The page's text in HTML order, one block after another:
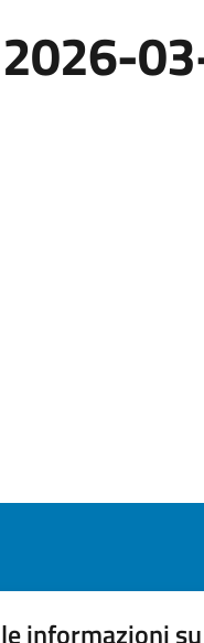
informazioni